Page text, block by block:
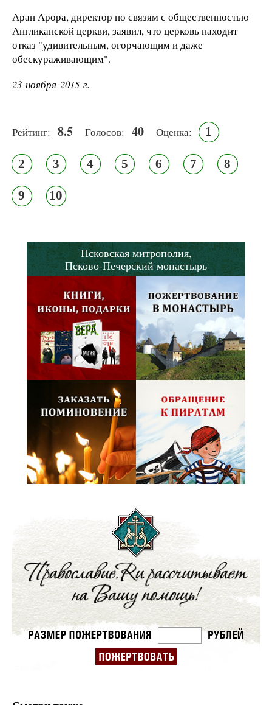
Аран Арора, директор по связям с общественностью
Англиканской церкви, заявил, что церковь находит
отказ "удивительным, огорчающим и даже
обескураживающим".
23 ноября 2015 г.
Рейтинг: 8.5 Голосов: 40 Оценка: 1
2 3 4 5 6 7 8
9 10
Псковская митрополия,
Псково-Печерский монастырь